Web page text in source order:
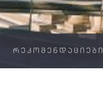
ᲠᲔᲙᲝᲛᲔᲜᲓᲐᲪᲘᲔᲑᲘ